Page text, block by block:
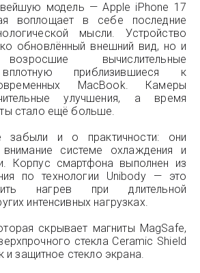
модель — Apple iPhone 17
воплощает в себе последние
мысли. Устройство
обновлённый внешний вид, но и
вычислительные
приблизившиеся к
MacBook. Камеры
улучшения, а время
стало ещё больше.
забыли и о практичности: они
системе охлаждения и
Корпус смартфона выполнен из
по технологии Unibody — это
нагрев при длительной
интенсивных нагрузках.
скрывает магниты MagSafe,
стекла Ceramic Shield
и защитное стекло экрана.